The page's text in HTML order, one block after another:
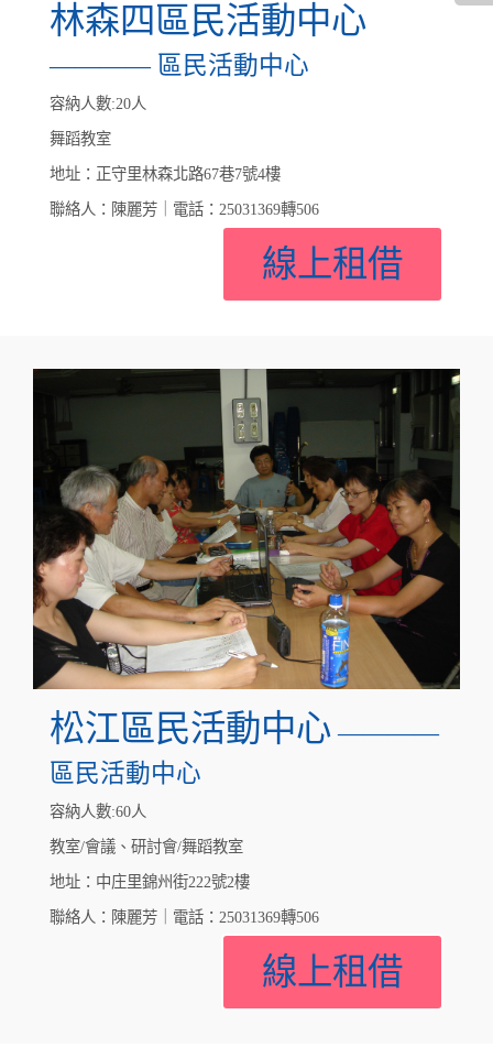
林森四區民活動中心
———— 區民活動中心
容納人數:20人
舞蹈教室
地址：正守里林森北路67巷7號4樓
聯絡人：陳麗芳｜電話：25031369轉506
線上租借
松江區民活動中心 ————
區民活動中心
容納人數:60人
教室/會議、研討會/舞蹈教室
地址：中庄里錦州街222號2樓
聯絡人：陳麗芳｜電話：25031369轉506
線上租借